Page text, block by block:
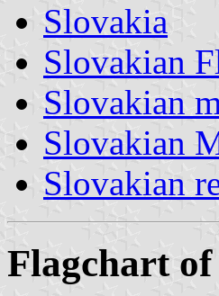
Slovakia
Slovakian
Slovakian
Slovakian
Slovakian
Flagchart